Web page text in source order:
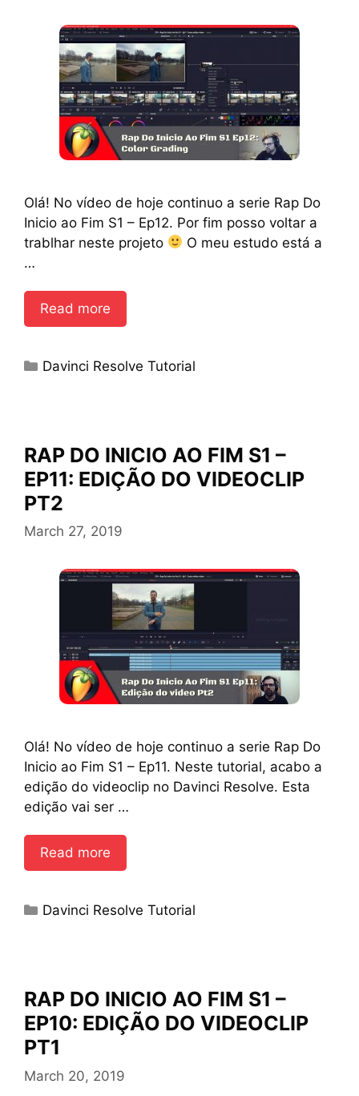
Olá! No vídeo de hoje continuo a serie Rap Do
Inicio ao Fim S1 – Ep12. Por fim posso voltar a
trablhar neste projeto
O meu estudo está a
…
Read more
Categories
Davinci Resolve Tutorial
RAP DO INICIO AO FIM S1 –
EP11: EDIÇÃO DO VIDEOCLIP
PT2
March 27, 2019
Olá! No vídeo de hoje continuo a serie Rap Do
Inicio ao Fim S1 – Ep11. Neste tutorial, acabo a
edição do videoclip no Davinci Resolve. Esta
edição vai ser …
Read more
Categories
Davinci Resolve Tutorial
RAP DO INICIO AO FIM S1 –
EP10: EDIÇÃO DO VIDEOCLIP
PT1
March 20, 2019